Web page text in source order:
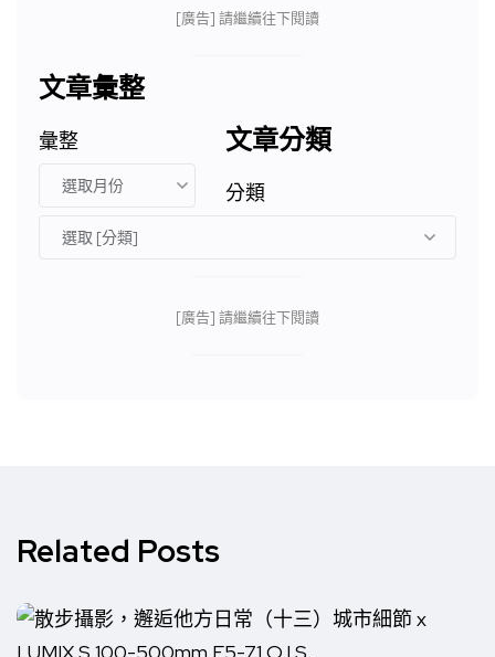
[廣告] 請繼續往下閱讀
文章彙整
彙整 文章分類
分類
[廣告] 請繼續往下閱讀
Related Posts